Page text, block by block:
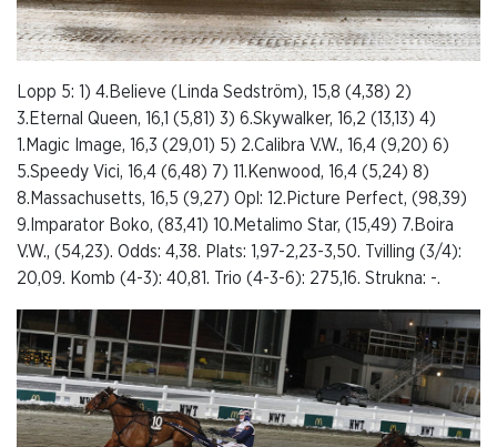
Lopp 5: 1) 4.Believe (Linda Sedström), 15,8 (4,38) 2)
3.Eternal Queen, 16,1 (5,81) 3) 6.Skywalker, 16,2 (13,13) 4)
1.Magic Image, 16,3 (29,01) 5) 2.Calibra V.W., 16,4 (9,20) 6)
5.Speedy Vici, 16,4 (6,48) 7) 11.Kenwood, 16,4 (5,24) 8)
8.Massachusetts, 16,5 (9,27) Opl: 12.Picture Perfect, (98,39)
9.Imparator Boko, (83,41) 10.Metalimo Star, (15,49) 7.Boira
V.W., (54,23). Odds: 4,38. Plats: 1,97-2,23-3,50. Tvilling (3/4):
20,09. Komb (4-3): 40,81. Trio (4-3-6): 275,16. Strukna: -.